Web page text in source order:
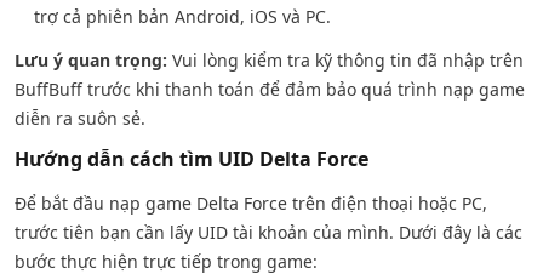
trợ cả phiên bản Android, iOS và PC.
Lưu ý quan trọng: Vui lòng kiểm tra kỹ thông tin đã nhập trên
BuffBuff trước khi thanh toán để đảm bảo quá trình nạp game
diễn ra suôn sẻ.
Hướng dẫn cách tìm UID Delta Force
Để bắt đầu nạp game Delta Force trên điện thoại hoặc PC,
trước tiên bạn cần lấy UID tài khoản của mình. Dưới đây là các
bước thực hiện trực tiếp trong game: